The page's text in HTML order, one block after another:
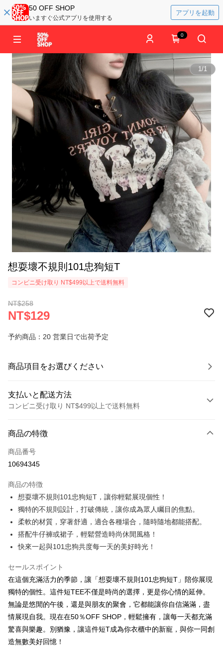
50 OFF SHOP
いますぐ公式アプリを使用する
アプリを起動
0
1/1
想耍壞不規則101忠狗短T
コンビニ受け取り NT$499以上で送料無料
NT$258
NT$129
予約商品：20 営業日で出荷予定
商品項目をお選びください
支払いと配送方法
コンビニ受け取り NT$499以上で送料無料
クレジットカード1回払い
コンビニ店頭代金引換
Apple Pay
JKOPAY
Easy Wallet
Google Pay
Plus Pay
OP Pay Later
説明
【OP Pay Later 使用説明】
1. 本サービスは台湾大哥大によって提供され、台湾大哥大のユーザーは追
加の申請なしで即時に利用可能です。
的に OP Pay Later の取引プロセスに移行し、携帯番号を確認後、分割払
AFTEE代金後払い
説明
一、 AFTEE代金後払いについて
ATM払い
商品の特徴
商品番号
10694345
商品の特徴
想耍壞不規則101忠狗短T，讓你輕鬆展現個性！
獨特的不規則設計，打破傳統，讓你成為眾人矚目的焦點。
柔軟的材質，穿著舒適，適合各種場合，隨時隨地都能搭配。
搭配牛仔褲或裙子，輕鬆營造時尚休閒風格！
快來一起與101忠狗共度每一天的美好時光！
セールスポイント
在這個充滿活力的季節，讓「想耍壞不規則101忠狗短T」陪你展現
獨特的個性。這件短TEE不僅是時尚的選擇，更是你心情的延伸。
無論是悠閒的午後，還是與朋友的聚會，它都能讓你自信滿滿，盡
情展現自我。現在在50％OFF SHOP，輕鬆擁有，讓每一天都充滿
驚喜與樂趣。別猶豫，讓這件短T成為你衣櫃中的新寵，與你一同創
造無數美好回憶！